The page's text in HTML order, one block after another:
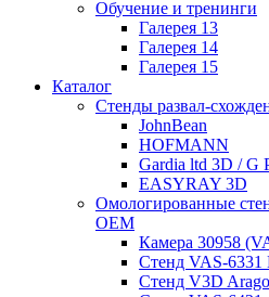
Обучение и тренинги
Галерея 13
Галерея 14
Галерея 15
Каталог
Стенды развал-
JohnBean
HOFMANN
Gardia ltd 3D / G
EASYRAY 3D
Омологированные
OEM
Камера 30958
Стенд VAS-6331
Стенд V3D